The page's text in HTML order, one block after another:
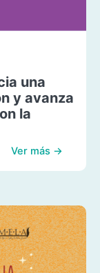
una
y avanza
la
Ver más →